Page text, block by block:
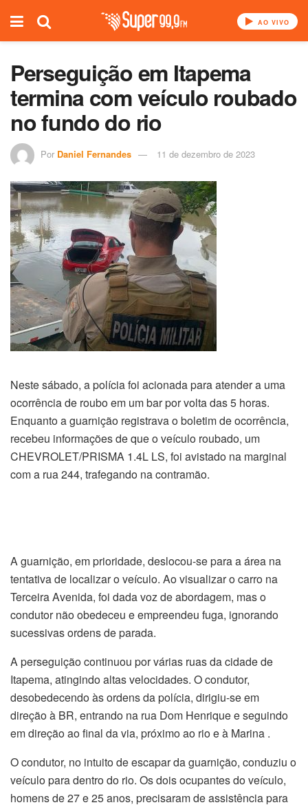
AO VIVO
Perseguição em Itapema
termina com veículo roubado
no fundo do rio
Por Daniel Fernandes 11 de dezembro de 2023
Neste sábado, a polícia foi acionada para atender a uma
ocorrência de roubo em um bar por volta das 5 horas.
Enquanto a guarnição registrava o boletim de ocorrência,
recebeu informações de que o veículo roubado, um
CHEVROLET/PRISMA 1.4L LS, foi avistado na marginal
com a rua 244, trafegando na contramão.
A guarnição, em prioridade, deslocou-se para a área na
tentativa de localizar o veículo. Ao visualizar o carro na
Terceira Avenida, foi dada voz de abordagem, mas o
condutor não obedeceu e empreendeu fuga, ignorando
sucessivas ordens de parada.
A perseguição continuou por várias ruas da cidade de
Itapema, atingindo altas velocidades. O condutor,
desobedecendo às ordens da polícia, dirigiu-se em
direção à BR, entrando na rua Dom Henrique e seguindo
em direção ao final da via, próximo ao rio e à Marina .
O condutor, no intuito de escapar da guarnição, conduziu o
veículo para dentro do rio. Os dois ocupantes do veículo,
homens de 27 e 25 anos, precisaram de assistência para